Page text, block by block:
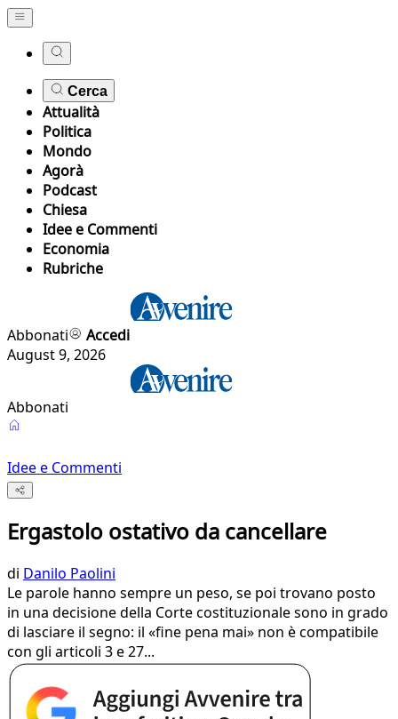
Cerca
Attualità
Politica
Mondo
Agorà
Podcast
Chiesa
Idee e Commenti
Economia
Rubriche
Abbonati
Accedi
August 9, 2026
Abbonati
Idee e Commenti
Ergastolo ostativo da cancellare
di Danilo Paolini
Le parole hanno sempre un peso, se poi trovano posto
in una decisione della Corte costituzionale sono in grado
di lasciare il segno: il «fine pena mai» non è compatibile
con gli articoli 3 e 27...